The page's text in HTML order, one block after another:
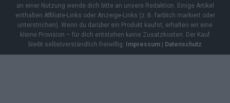
an einer Nutzung wende dich bitte an unsere Redaktion. Einige Artikel
enthalten Affiliate-Links oder Anzeige-Links (z. B. farblich markiert oder
unterstrichen). Wenn du darüber ein Produkt kaufst, erhalten wir eine
kleine Provision – für dich entstehen keine Zusatzkosten. Der Kauf
bleibt selbstverständlich freiwillig.
Impressum Datenschutz